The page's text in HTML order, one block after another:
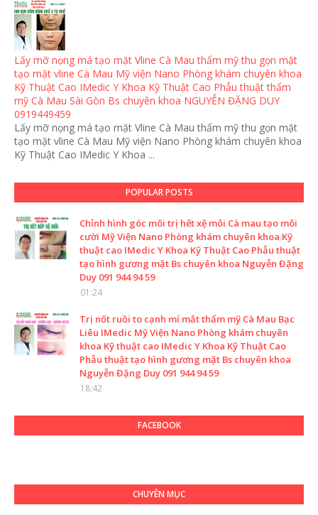
Lấy mỡ nọng má tạo mặt Vline Cà Mau thẩm mỹ thu gọn mặt
tạo mặt vline Cà Mau Mỹ viện Nano Phòng khám chuyên khoa
Kỹ Thuật Cao IMedic Y Khoa Kỹ Thuật Cao Phẫu thuật thẩm
mỹ Cà Mau Sài Gòn Bs chuyên khoa NGUYỄN ĐẶNG DUY
0919449459
Lấy mỡ nọng má tạo mặt Vline Cà Mau thẩm mỹ thu gọn mặt
tạo mặt vline Cà Mau Mỹ viện Nano Phòng khám chuyên khoa
Kỹ Thuật Cao IMedic Y Khoa ...
POPULAR POSTS
Chỉnh hình góc môi trị hết xệ môi Cà mau tạo môi
cười Mỹ Viện Nano Phòng khám chuyên khoa Kỹ
thuật cao IMedic Y Khoa Kỹ Thuật Cao Phẫu thuật
tạo hình gương mặt Bs chuyên khoa Nguyễn Đặng
Duy 091 944 94 59
01:24
Trị nốt ruồi to cạnh mí mắt thẩm mỹ Cà Mau Bạc
Liêu IMedic Mỹ Viện Nano Phòng khám chuyên
khoa Kỹ thuật cao IMedic Y Khoa Kỹ Thuật Cao
Phẫu thuật tạo hình gương mặt Bs chuyên khoa
Nguyễn Đặng Duy 091 944 94 59
18:42
FACEBOOK
CHUYÊN MỤC